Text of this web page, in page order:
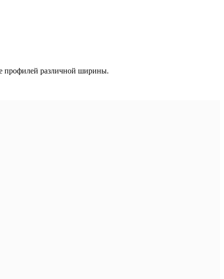
профилей различной ширины.